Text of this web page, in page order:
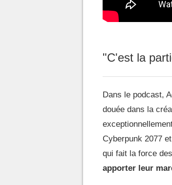
"C'est la
Dans le podcast,
douée dans la
Cyberpunk 2077
qui fait la force
apporter leur